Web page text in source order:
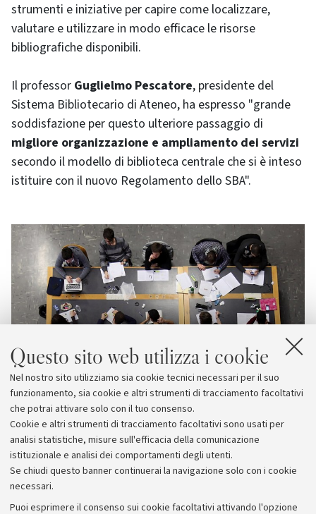
Questo sito web utilizza i cookie
Nel nostro sito utilizziamo sia cookie tecnici necessari per il suo
funzionamento, sia cookie e altri strumenti di tracciamento facoltativi
che potrai attivare solo con il tuo consenso.
Cookie e altri strumenti di tracciamento facoltativi sono usati per
analisi statistiche, misure sull'efficacia della comunicazione
istituzionale e analisi dei comportamenti degli utenti.
Se chiudi questo banner continuerai la navigazione solo con i cookie
necessari.
Puoi esprimere il consenso sui cookie facoltativi attivando l'opzione
strumenti e iniziative per capire come localizzare,
valutare e utilizzare in modo efficace le risorse
bibliografiche disponibili.
Il professor Guglielmo Pescatore, presidente del
Sistema Bibliotecario di Ateneo, ha espresso "grande
soddisfazione per questo ulteriore passaggio di
migliore organizzazione e ampliamento dei servizi
secondo il modello di biblioteca centrale che si è inteso
istituire con il nuovo Regolamento dello SBA".
Archivio